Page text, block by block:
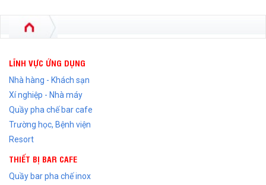
LĨNH VỰC ỨNG DỤNG
Nhà hàng - Khách sạn
Xí nghiệp - Nhà máy
Quầy pha chế bar cafe
Trường học, Bệnh viện
Resort
THIẾT BỊ BAR CAFE
Quầy bar pha chế inox